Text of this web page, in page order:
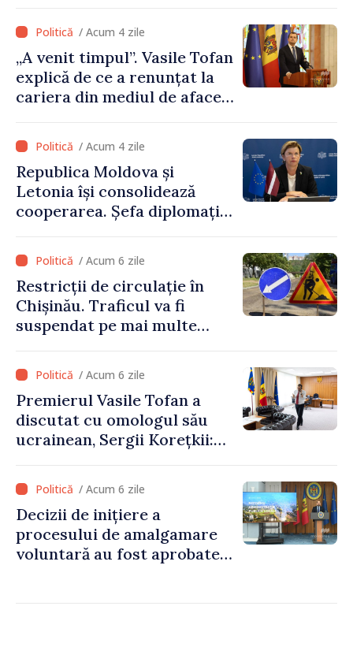
„Acest război trebuie să
înceteze”/ Acum 4 zile
„A venit timpul”. Vasile Tofan
explică de ce a renunțat la
cariera din mediul de afaceri
premier. Ce crede Igor
Grosu despre noul șef al
Guvernului
/ Acum 4 zile
Republica Moldova și
Letonia își consolidează
cooperarea. Șefa diplomației
/ Acum 6 zile
Restricții de circulație în
Chișinău. Traficul va fi
suspendat pe mai multe
/ Acum 6 zile
Premierul Vasile Tofan a
discutat cu omologul său
ucrainean, Sergii Korețkii:
bazată pe încredere și
solidaritate, pe care vrem să
o transformăm în proiecte
concrete”
/ Acum 6 zile
Decizii de inițiere a
procesului de amalgamare
voluntară au fost aprobate